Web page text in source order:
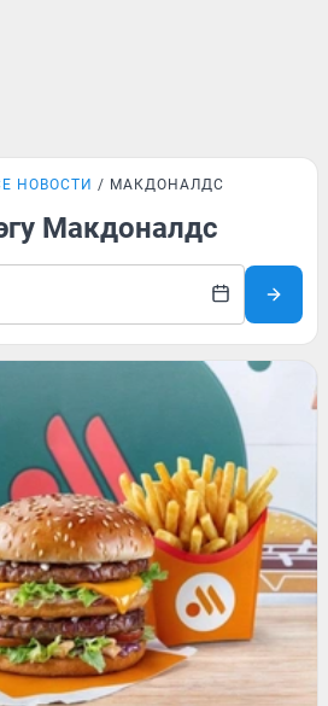
НОВОСТИ МАКДОНАЛДС
Макдоналдс